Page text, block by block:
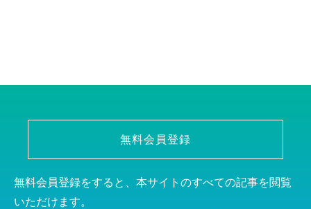
無料会員登録
無料会員登録をすると、本サイトのすべての記事を閲覧
いただけます。